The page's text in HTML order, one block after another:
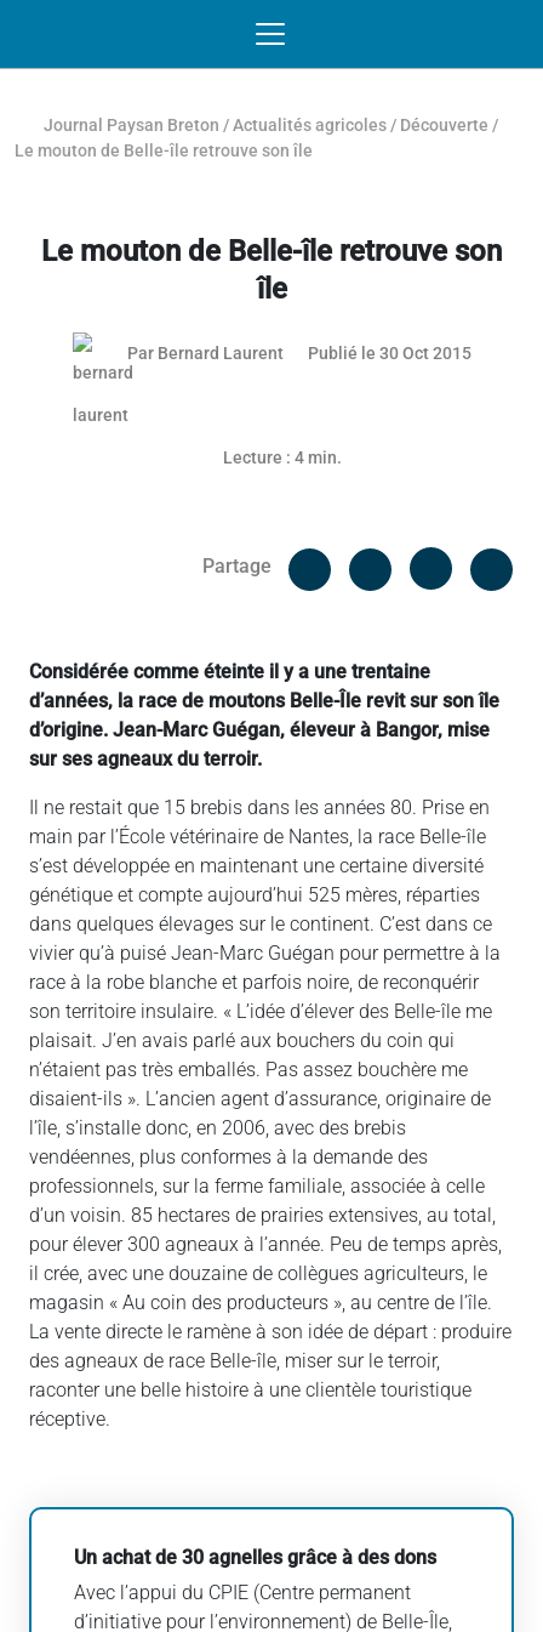
Journal Paysan Breton /Actualités agricoles / Découverte /
Le mouton de Belle-île retrouve son île
Le mouton de Belle-île retrouve son
île
Par Bernard Laurent Publié le 30 Oct 201503 mai
Lecture : 4 min.
Partage
Facebook
Considérée comme éteinte il y a une trentaine
d’années, la race de moutons Belle-Île revit sur son île
d’origine. Jean-Marc Guégan, éleveur à Bangor, mise
sur ses agneaux du terroir.
Il ne restait que 15 brebis dans les années 80. Prise en
main par l’École vétérinaire de Nantes, la race Belle-île
s’est développée en maintenant une certaine diversité
génétique et compte aujourd’hui 525 mères, réparties
dans quelques élevages sur le continent. C’est dans ce
vivier qu’à puisé Jean-Marc Guégan pour permettre à la
race à la robe blanche et parfois noire, de reconquérir
son territoire insulaire. « L’idée d’élever des Belle-île me
plaisait. J’en avais parlé aux bouchers du coin qui
n’étaient pas très emballés. Pas assez bouchère me
disaient-ils ». L’ancien agent d’assurance, originaire de
l’île, s’installe donc, en 2006, avec des brebis
vendéennes, plus conformes à la demande des
professionnels, sur la ferme familiale, associée à celle
d’un voisin. 85 hectares de prairies extensives, au total,
pour élever 300 agneaux à l’année. Peu de temps après,
il crée, avec une douzaine de collègues agriculteurs, le
magasin « Au coin des producteurs », au centre de l’île.
La vente directe le ramène à son idée de départ : produire
des agneaux de race Belle-île, miser sur le terroir,
raconter une belle histoire à une clientèle touristique
réceptive.
Un achat de 30 agnelles grâce à des dons
Avec l’appui du CPIE (Centre permanent
d’initiative pour l’environnement) de Belle-Île,